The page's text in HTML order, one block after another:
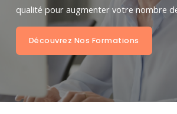
Vous accompagner
FAQ
Contact
qualité pour augmenter votre nombre
Découvrez Nos Formations